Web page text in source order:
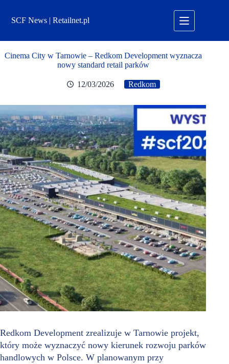
treściSCF News | Retailnet.pl
Cinema City w Tarnowie – Redkom Development wyznacza
nowy standard retail parków
12/03/2026 Redkom
Redkom Development zrealizuje w Tarnowie projekt,
który może wyznaczyć nowy kierunek rozwoju parków
handlowych w Polsce. W planowanym przy